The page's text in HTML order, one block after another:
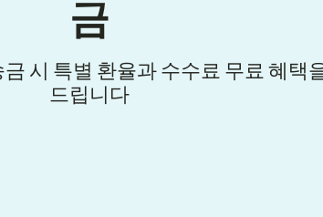
금
시 특별 환율과 수수료 무료 혜택
드립니다